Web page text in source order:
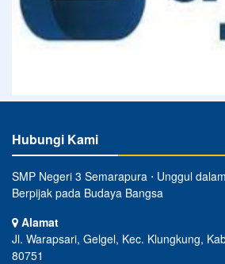
Hubungi Kami
SMP Negeri 3 Semarapura ⋅ Unggul
Berpijak pada Budaya Bangsa
Alamat
Jl. Warapsari, Gelgel, Kec. Klungkung,
80751